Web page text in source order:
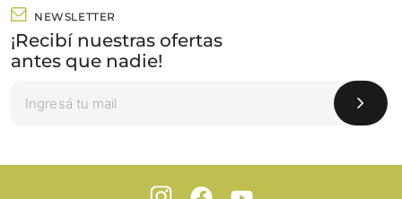
NEWSLETTER
¡Recibí nuestras ofertas
antes que nadie!